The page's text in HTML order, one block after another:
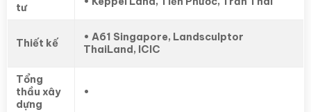
tư
Thiết kế
• A61 Singapore, Landsculptor
ThaiLand, ICIC
Tổng
thầu xây
dựng
•